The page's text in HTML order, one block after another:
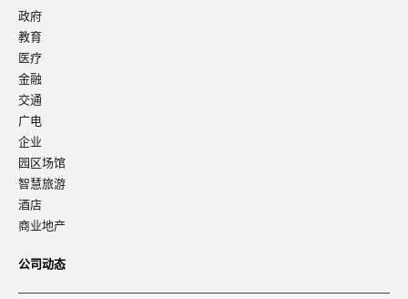
政府
教育
医疗
金融
交通
广电
企业
园区场馆
智慧旅游
酒店
商业地产
公司动态